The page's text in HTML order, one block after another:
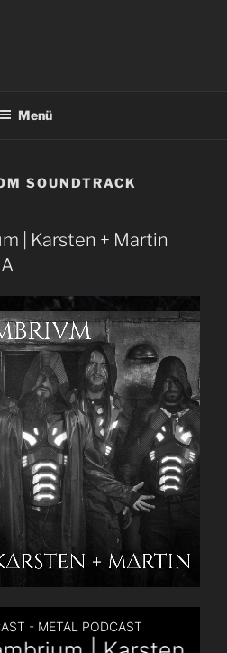
Menü
SOUNDTRACK
| Karsten + Martin